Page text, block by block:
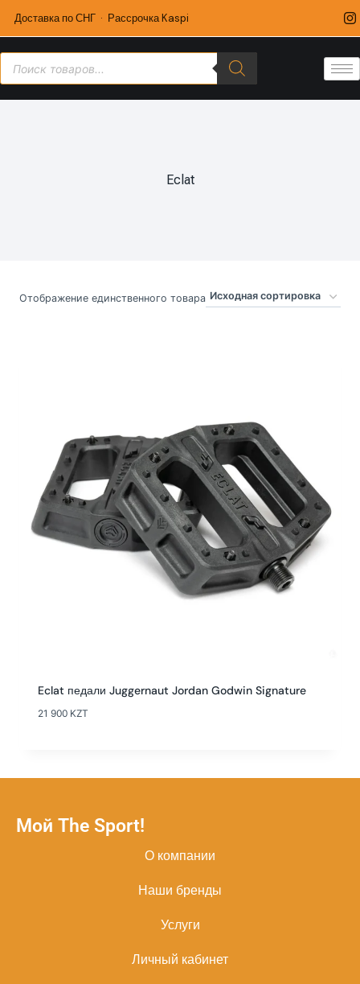
Доставка по СНГ · Рассрочка Kaspi
Eclat
Отображение единственного товара
Eclat педали Juggernaut Jordan Godwin Signature
21 900 KZT
Мой The Sport!
О компании
Наши бренды
Услуги
Личный кабинет